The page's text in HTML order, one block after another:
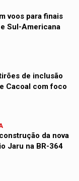
voos para finais
Sul-Americana
de inclusão
Cacoal com foco
da nova
Jaru na BR-364